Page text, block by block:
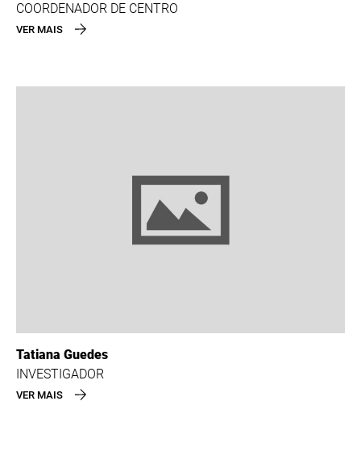
COORDENADOR DE CENTRO
VER MAIS
Tatiana Guedes
INVESTIGADOR
VER MAIS